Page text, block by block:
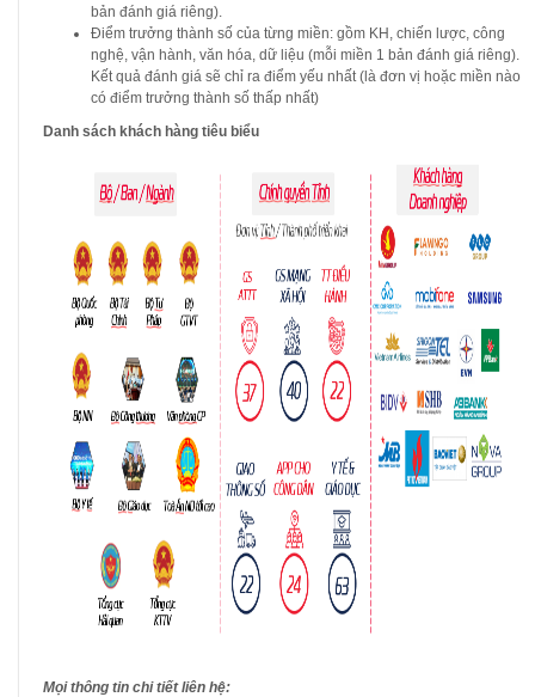
bản đánh giá riêng).
Điểm trưởng thành số của từng miền: gồm KH, chiến lược, công
nghệ, vận hành, văn hóa, dữ liệu (mỗi miền 1 bản đánh giá riêng).
Kết quả đánh giá sẽ chỉ ra điểm yếu nhất (là đơn vị hoặc miền nào
có điểm trưởng thành số thấp nhất)
Danh sách khách hàng tiêu biểu
Mọi thông tin chi tiết liên hệ: